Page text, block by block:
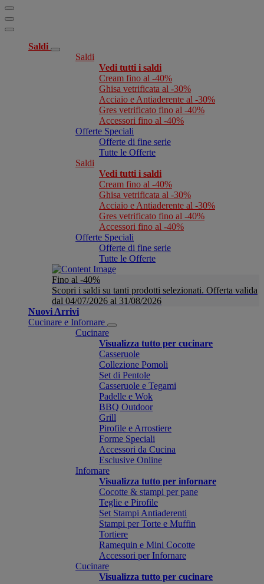
Saldi
Saldi
Vedi tutti i saldi
Cream fino al -40%
Ghisa vetrificata al -30%
Acciaio e Antiaderente al -30%
Gres vetrificato fino al -40%
Accessori fino al -40%
Offerte Speciali
Offerte di fine serie
Tutte le Offerte
Saldi
Vedi tutti i saldi
Cream fino al -40%
Ghisa vetrificata al -30%
Acciaio e Antiaderente al -30%
Gres vetrificato fino al -40%
Accessori fino al -40%
Offerte Speciali
Offerte di fine serie
Tutte le Offerte
Fino al -40%
Scopri i saldi su tanti prodotti selezionati. Offerta valida
dal 04/07/2026 al 31/08/2026
Nuovi Arrivi
Cucinare e Infornare
Cucinare
Visualizza tutto per cucinare
Casseruole
Collezione Pomoli
Set di Pentole
Casseruole e Tegami
Padelle e Wok
BBQ Outdoor
Grill
Pirofile e Arrostiere
Forme Speciali
Accessori da Cucina
Esclusive Online
Infornare
Visualizza tutto per infornare
Cocotte & stampi per pane
Teglie e Pirofile
Set Stampi Antiaderenti
Stampi per Torte e Muffin
Tortiere
Ramequin e Mini Cocotte
Accessori per Infornare
Cucinare
Visualizza tutto per cucinare